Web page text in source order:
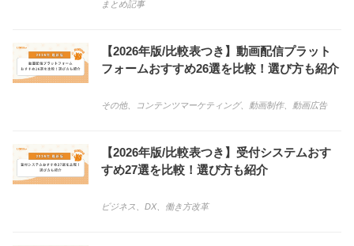
まとめ記事
【2026年版/比較表つき】動画配信プラット
フォームおすすめ26選を比較！選び方も紹介
その他、 コンテンツマーケティング、 動画制作、 動画広告
【2026年版/比較表つき】受付システムおす
すめ27選を比較！選び方も紹介
ビジネス DX、 働き方改革